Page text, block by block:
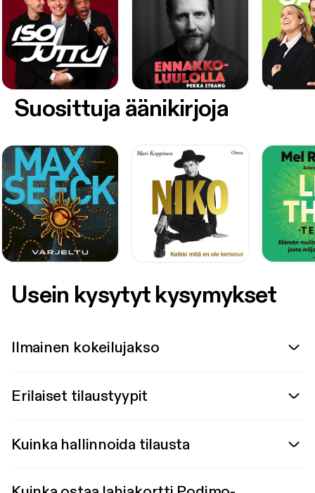
Suosittuja äänikirjoja
Usein kysytyt kysymykset
Ilmainen kokeilujakso
Erilaiset tilaustyypit
Kuinka hallinnoida tilausta